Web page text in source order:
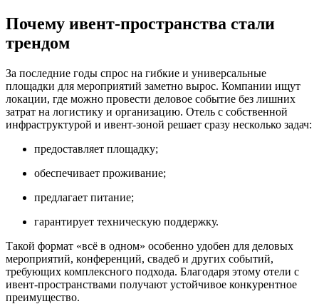
Почему ивент-пространства стали
трендом
За последние годы спрос на гибкие и универсальные
площадки для мероприятий заметно вырос. Компании ищут
локации, где можно провести деловое событие без лишних
затрат на логистику и организацию. Отель с собственной
инфраструктурой и ивент-зоной решает сразу несколько задач:
предоставляет площадку;
обеспечивает проживание;
предлагает питание;
гарантирует техническую поддержку.
Такой формат «всё в одном» особенно удобен для деловых
мероприятий, конференций, свадеб и других событий,
требующих комплексного подхода. Благодаря этому отели с
ивент-пространствами получают устойчивое конкурентное
преимущество.